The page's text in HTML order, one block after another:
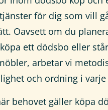
för dig som vill
Oavsett om du
ett dödsbo eller
arbetar vi
och ordning i varje
behovet gäller köpa